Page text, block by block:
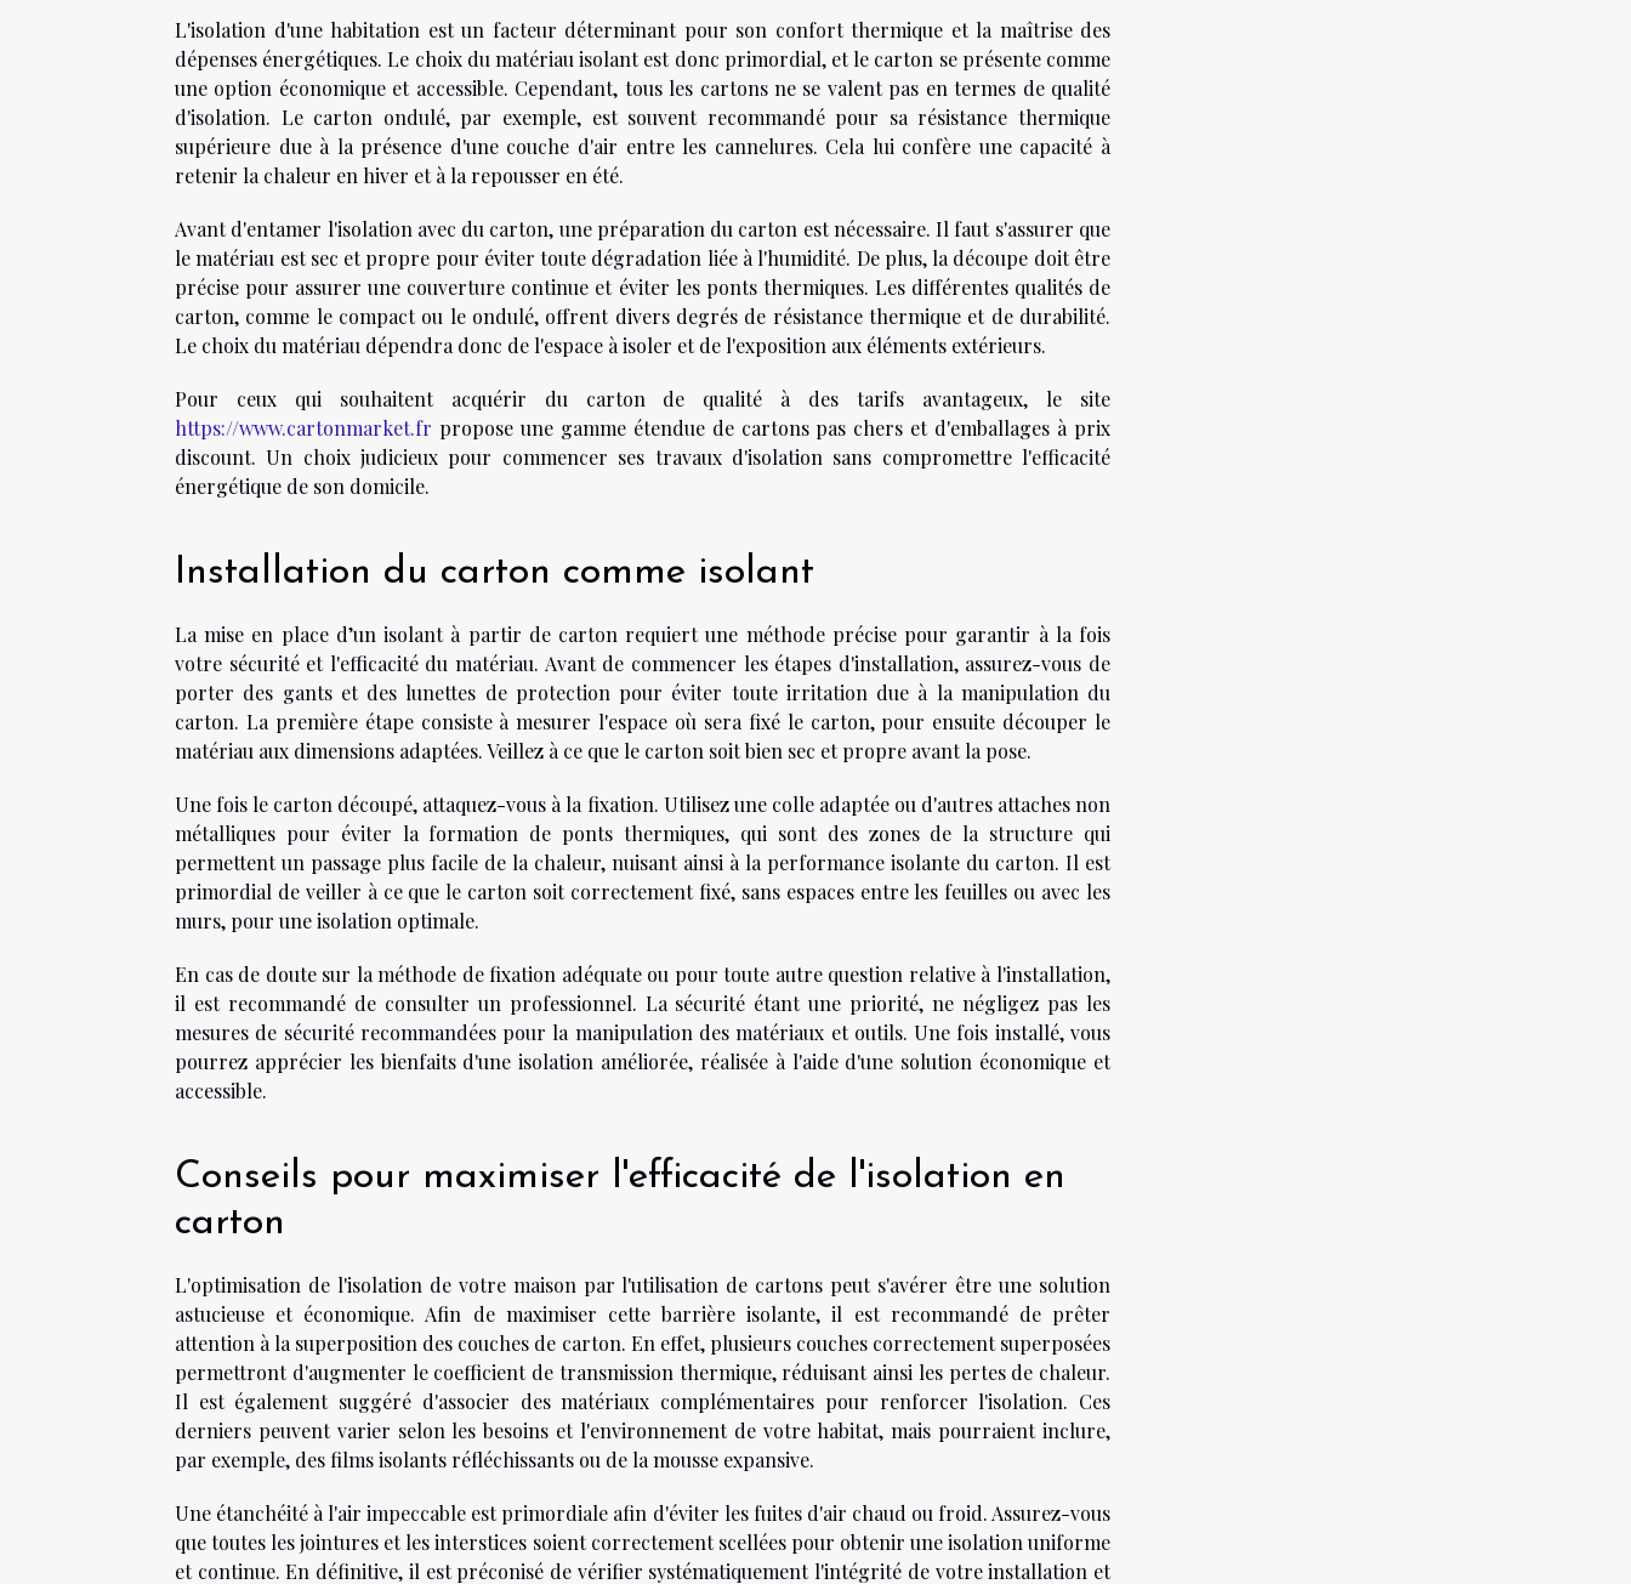
L'isolation d'une habitation est un facteur déterminant pour son confort thermique et la maîtrise des
dépenses énergétiques. Le choix du matériau isolant est donc primordial, et le carton se présente comme
une option économique et accessible. Cependant, tous les cartons ne se valent pas en termes de qualité
d'isolation. Le carton ondulé, par exemple, est souvent recommandé pour sa résistance thermique
supérieure due à la présence d'une couche d'air entre les cannelures. Cela lui confère une capacité à
retenir la chaleur en hiver et à la repousser en été.
Avant d'entamer l'isolation avec du carton, une préparation du carton est nécessaire. Il faut s'assurer que
le matériau est sec et propre pour éviter toute dégradation liée à l'humidité. De plus, la découpe doit être
précise pour assurer une couverture continue et éviter les ponts thermiques. Les différentes qualités de
carton, comme le compact ou le ondulé, offrent divers degrés de résistance thermique et de durabilité.
Le choix du matériau dépendra donc de l'espace à isoler et de l'exposition aux éléments extérieurs.
Pour ceux qui souhaitent acquérir du carton de qualité à des tarifs avantageux, le site
https://www.cartonmarket.fr propose une gamme étendue de cartons pas chers et d'emballages à prix
discount. Un choix judicieux pour commencer ses travaux d'isolation sans compromettre l'efficacité
énergétique de son domicile.
Installation du carton comme isolant
La mise en place d’un isolant à partir de carton requiert une méthode précise pour garantir à la fois
votre sécurité et l'efficacité du matériau. Avant de commencer les étapes d'installation, assurez-vous de
porter des gants et des lunettes de protection pour éviter toute irritation due à la manipulation du
carton. La première étape consiste à mesurer l'espace où sera fixé le carton, pour ensuite découper le
matériau aux dimensions adaptées. Veillez à ce que le carton soit bien sec et propre avant la pose.
Une fois le carton découpé, attaquez-vous à la fixation. Utilisez une colle adaptée ou d'autres attaches non
métalliques pour éviter la formation de ponts thermiques, qui sont des zones de la structure qui
permettent un passage plus facile de la chaleur, nuisant ainsi à la performance isolante du carton. Il est
primordial de veiller à ce que le carton soit correctement fixé, sans espaces entre les feuilles ou avec les
murs, pour une isolation optimale.
En cas de doute sur la méthode de fixation adéquate ou pour toute autre question relative à l'installation,
il est recommandé de consulter un professionnel. La sécurité étant une priorité, ne négligez pas les
mesures de sécurité recommandées pour la manipulation des matériaux et outils. Une fois installé, vous
pourrez apprécier les bienfaits d'une isolation améliorée, réalisée à l'aide d'une solution économique et
accessible.
Conseils pour maximiser l'efficacité de l'isolation en
carton
L'optimisation de l'isolation de votre maison par l'utilisation de cartons peut s'avérer être une solution
astucieuse et économique. Afin de maximiser cette barrière isolante, il est recommandé de prêter
attention à la superposition des couches de carton. En effet, plusieurs couches correctement superposées
permettront d'augmenter le coefficient de transmission thermique, réduisant ainsi les pertes de chaleur.
Il est également suggéré d'associer des matériaux complémentaires pour renforcer l'isolation. Ces
derniers peuvent varier selon les besoins et l'environnement de votre habitat, mais pourraient inclure,
par exemple, des films isolants réfléchissants ou de la mousse expansive.
Une étanchéité à l'air impeccable est primordiale afin d'éviter les fuites d'air chaud ou froid. Assurez-vous
que toutes les jointures et les interstices soient correctement scellées pour obtenir une isolation uniforme
et continue. En définitive, il est préconisé de vérifier systématiquement l'intégrité de votre installation et